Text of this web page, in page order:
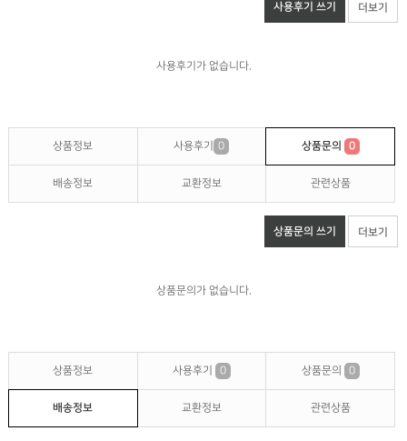
사용후기 쓰기 더보기
사용후기가 없습니다.
상품정보 사용후기 0 상품문의 0
배송정보 교환정보 관련상품
상품문의 쓰기 더보기
상품문의가 없습니다.
상품정보 사용후기 0 상품문의 0
배송정보 교환정보 관련상품